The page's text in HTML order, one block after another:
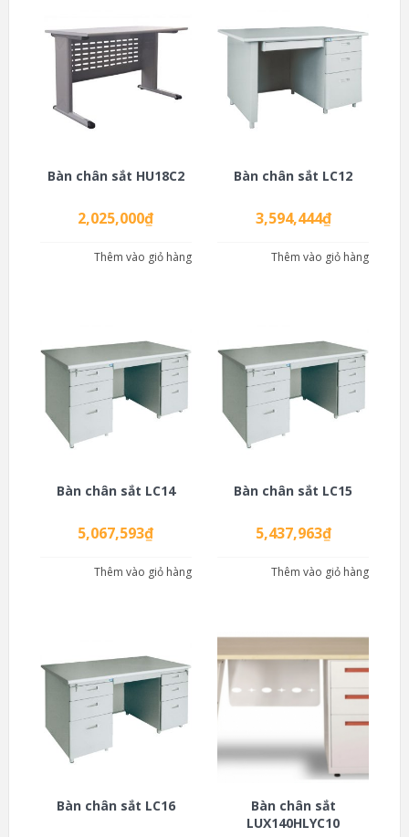
Bàn chân sắt HU18C2
2,025,000₫
Thêm vào giỏ hàng
Bàn chân sắt LC12
3,594,444₫
Thêm vào giỏ hàng
Bàn chân sắt LC14
5,067,593₫
Thêm vào giỏ hàng
Bàn chân sắt LC15
5,437,963₫
Thêm vào giỏ hàng
Bàn chân sắt LC16
Bàn chân sắt
LUX140HLYC10